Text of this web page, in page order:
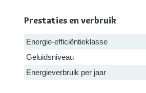
Prestaties en verbruik
Energie-efficiëntieklasse
Geluidsniveau
Energieverbruik per jaar